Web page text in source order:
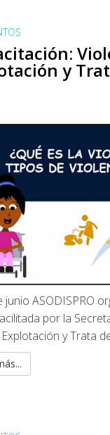
y
junio ASODISPRO
por la
Explotación y Trata